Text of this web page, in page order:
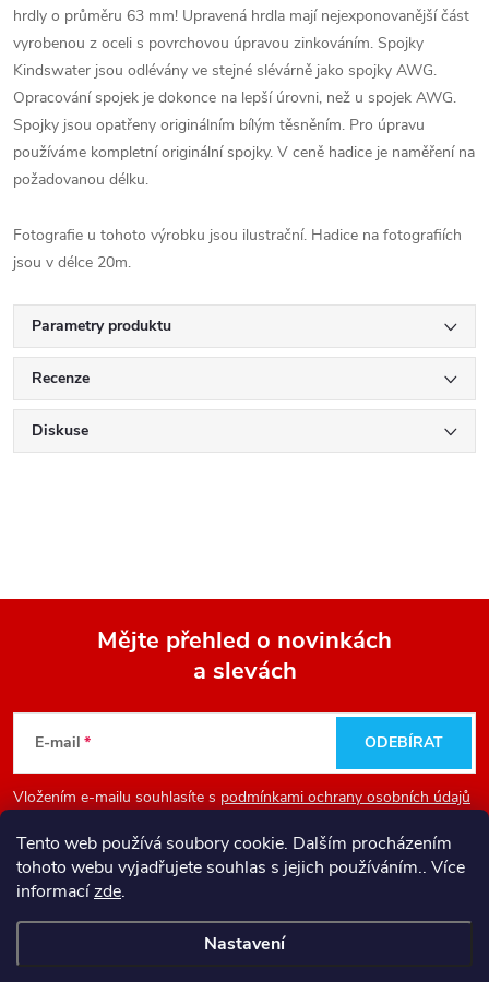
Tento web používá soubory cookie. Dalším procházením
tohoto webu vyjadřujete souhlas s jejich používáním.. Více
informacízde.
Nastavení
hrdly o průměru 63 mm! Upravená hrdla mají nejexponovanější část
vyrobenou z oceli s povrchovou úpravou zinkováním. Spojky
Kindswater jsou odlévány ve stejné slévárně jako spojky AWG.
Opracování spojek je dokonce na lepší úrovni, než u spojek AWG.
Spojky jsou opatřeny originálním bílým těsněním. Pro úpravu
používáme kompletní originální spojky. V ceně hadice je naměření na
požadovanou délku.
Fotografie u tohoto výrobku jsou ilustrační. Hadice na fotografiích
jsou v délce 20m.
Parametry produktu
Recenze
Diskuse
p
a
Mějte přehled o novinkách
a slevách
E-mail
Vložením e-mailu souhlasíte s podmínkami ochrany osobních údajů
ODEBÍRAT
Informace pro vás